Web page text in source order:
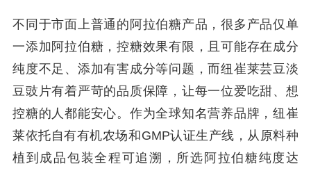
不同于市面上普通的阿拉伯糖产品，很多产品仅单
一添加阿拉伯糖，控糖效果有限，且可能存在成分
纯度不足、添加有害成分等问题，而纽崔莱芸豆淡
豆豉片有着严苛的品质保障，让每一位爱吃甜、想
控糖的人都能安心。作为全球知名营养品牌，纽崔
莱依托自有有机农场和GMP认证生产线，从原料种
植到成品包装全程可追溯，所选阿拉伯糖纯度达